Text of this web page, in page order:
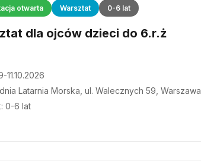
otwarta Warsztat 0-6 lat
dla ojców dzieci do 6.r.ż
11.10.2026
Latarnia Morska, ul. Walecznych 59, Warszawa
0-6 lat